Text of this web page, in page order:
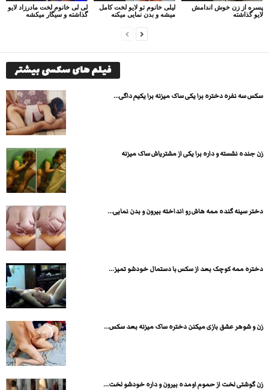
لی لی خانوم لخت مادرزاد لایو
گذاشته و سیگار میکشه
لیلی خانوم تو لایو لخت کامل
میشه و بدن نمایی میکنه
پسره از زن خوش اندامش
لایو گذاشته
فیلم های سکسی بیشتر
سکس سه نفره دختره برا یکی ساک میزنه برا یکیم داگی...
زن جنده نشسته و داره برا یکی از مشتریاش ساک میزنه
دختر سینه گنده ممه هاش رو انداخته بیرون و بدن نمایی...
دختره ممه کوچک بعد از سکس با دستمال خودشو تمیز...
زن و شوهر عشق بازی میکنن دختره ساک میزنه بعد سکس...
زن گوشتی لخت از حموم اومده بیرون و داره خودشو لخت...